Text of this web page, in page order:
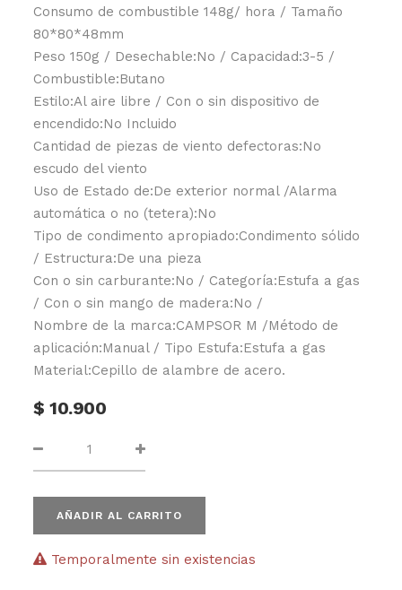
Consumo de combustible 148g/ hora / Tamaño
80*80*48mm
Peso 150g / Desechable:No / Capacidad:3-5 /
Combustible:Butano
Estilo:Al aire libre / Con o sin dispositivo de
encendido:No Incluido
Cantidad de piezas de viento defectoras:No
escudo del viento
Uso de Estado de:De exterior normal /Alarma
automática o no (tetera):No
Tipo de condimento apropiado:Condimento sólido
/ Estructura:De una pieza
Con o sin carburante:No / Categoría:Estufa a gas
/ Con o sin mango de madera:No /
Nombre de la marca:CAMPSOR M /Método de
aplicación:Manual / Tipo Estufa:Estufa a gas
Material:Cepillo de alambre de acero.
$10.900
AÑADIR AL CARRITO
Temporalmente sin existencias